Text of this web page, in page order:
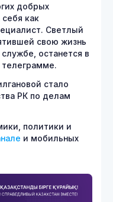
добрых
как
Светлый
свою жизнь
останется в
телеграмме.
стало
РК по делам
политики и
и мобильных